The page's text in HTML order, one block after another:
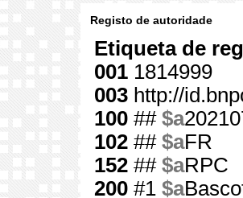
Registo de autoridade
Etiqueta de
001 1814999
003 http://
100 ## $a
102 ## $aFR
152 ## $aRPC
200 #1 $a